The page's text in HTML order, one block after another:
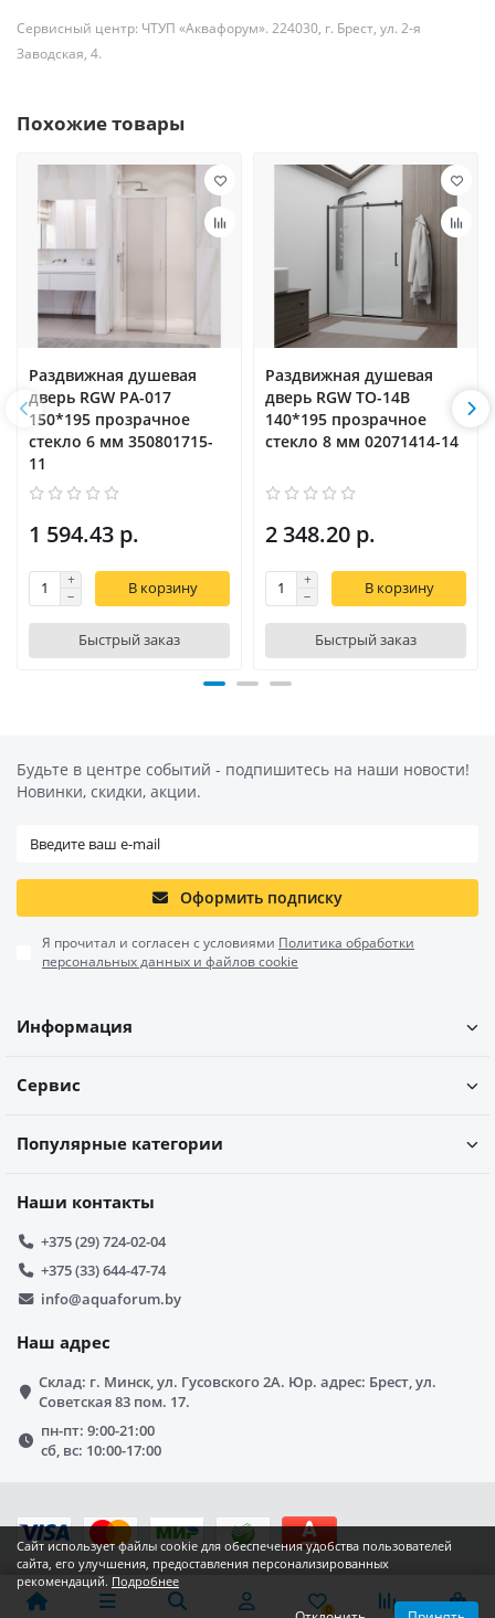
Сервисный центр: ЧТУП «Аквафорум». 224030, г. Брест, ул. 2-я
Заводская, 4.
Похожие товары
Раздвижная душевая
дверь RGW PA-017
150*195 прозрачное
стекло 6 мм 350801715-
11
1 594.43 р.
В корзину
Быстрый заказ
Раздвижная душевая
дверь RGW TO-14B
140*195 прозрачное
стекло 8 мм 02071414-14
2 348.20 р.
В корзину
Быстрый заказ
Сайт использует файлы cookie для обеспечения удобства пользователей
сайта, его улучшения, предоставления персонализированных
рекомендаций. Подробнее
Будьте в центре событий - подпишитесь на наши новости!
Новинки, скидки, акции.
Оформить подписку
Я прочитал и согласен с условиями Политика обработки
персональных данных и файлов cookie
Информация
Сервис
Популярные категории
Наши контакты
+375 (29) 724-02-04
+375 (33) 644-47-74
info@aquaforum.by
Наш адрес
Склад: г. Минск, ул. Гусовского 2А. Юр. адрес: Брест, ул.
Советская 83 пом. 17.
пн-пт: 9:00-21:00
сб, вс: 10:00-17:00
0